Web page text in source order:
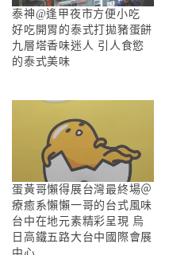
泰神@逢甲夜市方便小吃
好吃開胃的泰式打拋豬蛋餅
九層塔香味迷人 引人食慾
的泰式美味
蛋黃哥懶得展台灣最終場＠
療癒系懶懶一哥的台式風味
台中在地元素精彩呈現 烏
日高鐵五路大台中國際會展